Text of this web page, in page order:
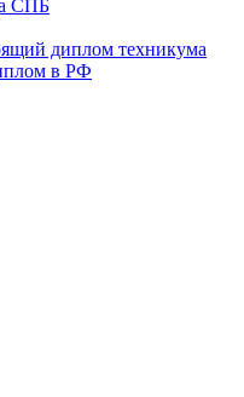
СПБ
диплом техникума
в РФ